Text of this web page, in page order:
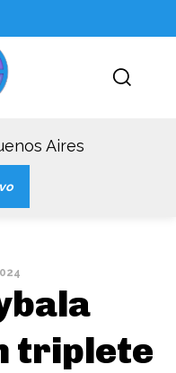
Aires
triplete